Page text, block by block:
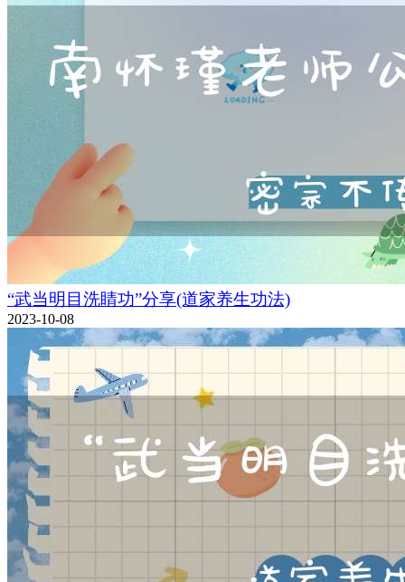
“武当明目洗睛功”分享(道家养生功法)
2023-10-08